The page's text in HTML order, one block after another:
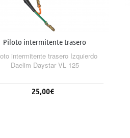
Piloto intermitente trasero
intermitente trasero Izquierdo
Daelim Daystar VL 125
25,00€